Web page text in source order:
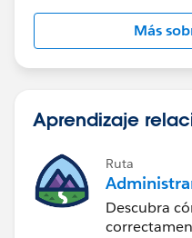
Más
Aprendizaje
Ruta
Descubra